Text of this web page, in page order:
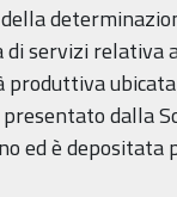
di servizi
dalla
ed è depositata